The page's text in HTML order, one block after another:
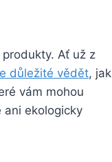
‌Ať už z
důležité vědět, ⁢jak
vám mohou
ekologicky‍